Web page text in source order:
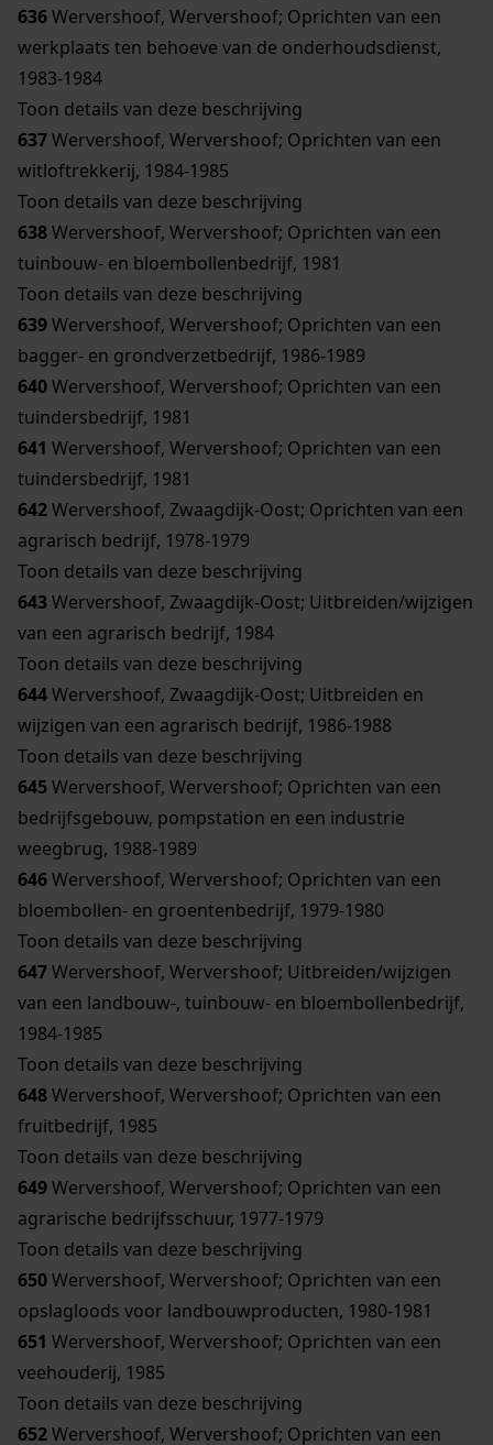
636Wervershoof, Wervershoof; Oprichten van een
werkplaats ten behoeve van de onderhoudsdienst,
1983-1984
Toon details van deze beschrijving
637Wervershoof, Wervershoof; Oprichten van een
witloftrekkerij, 1984-1985
Toon details van deze beschrijving
638Wervershoof, Wervershoof; Oprichten van een
tuinbouw- en bloembollenbedrijf, 1981
Toon details van deze beschrijving
639Wervershoof, Wervershoof; Oprichten van een
bagger- en grondverzetbedrijf, 1986-1989
640Wervershoof, Wervershoof; Oprichten van een
tuindersbedrijf, 1981
641 Wervershoof, Wervershoof; Oprichten van een
tuindersbedrijf, 1981
642Wervershoof, Zwaagdijk-Oost; Oprichten van een
agrarisch bedrijf, 1978-1979
Toon details van deze beschrijving
643Wervershoof, Zwaagdijk-Oost; Uitbreiden/wijzigen
van een agrarisch bedrijf, 1984
Toon details van deze beschrijving
644Wervershoof, Zwaagdijk-Oost; Uitbreiden en
wijzigen van een agrarisch bedrijf, 1986-1988
Toon details van deze beschrijving
645Wervershoof, Wervershoof; Oprichten van een
bedrijfsgebouw, pompstation en een industrie
weegbrug, 1988-1989
646Wervershoof, Wervershoof; Oprichten van een
bloembollen- en groentenbedrijf, 1979-1980
Toon details van deze beschrijving
647Wervershoof, Wervershoof; Uitbreiden/wijzigen
van een landbouw-, tuinbouw- en bloembollenbedrijf,
1984-1985
Toon details van deze beschrijving
648Wervershoof, Wervershoof; Oprichten van een
fruitbedrijf, 1985
Toon details van deze beschrijving
649Wervershoof, Wervershoof; Oprichten van een
agrarische bedrijfsschuur, 1977-1979
Toon details van deze beschrijving
650Wervershoof, Wervershoof; Oprichten van een
opslagloods voor landbouwproducten, 1980-1981
651 Wervershoof, Wervershoof; Oprichten van een
veehouderij, 1985
Toon details van deze beschrijving
652Wervershoof, Wervershoof; Oprichten van een